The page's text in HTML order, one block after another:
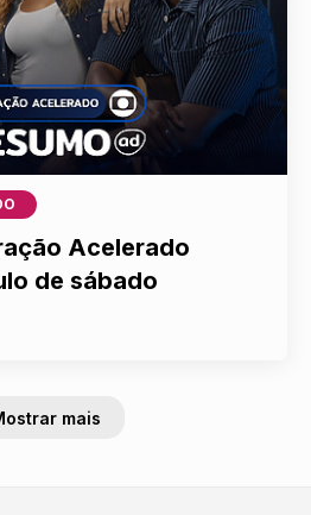
Acelerado
de sábado
mais